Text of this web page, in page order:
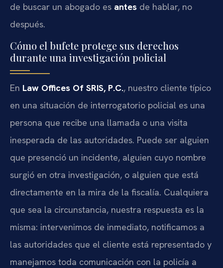
de buscar un abogado es antes de hablar, no
después.
Cómo el bufete protege sus derechos
durante una investigación policial
En Law Offices Of SRIS, P.C., nuestro cliente típico
en una situación de interrogatorio policial es una
persona que recibe una llamada o una visita
inesperada de las autoridades. Puede ser alguien
que presenció un incidente, alguien cuyo nombre
surgió en otra investigación, o alguien que está
directamente en la mira de la fiscalía. Cualquiera
que sea la circunstancia, nuestra respuesta es la
misma: intervenimos de inmediato, notificamos a
las autoridades que el cliente está representado y
manejamos toda comunicación con la policía a